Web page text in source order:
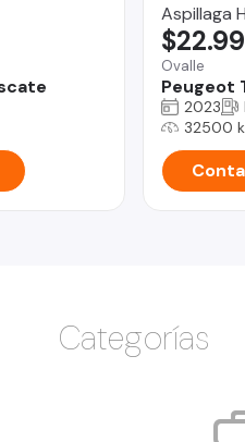
Aspillaga
Ovalle
Peugeot
2023
32500
Categorías